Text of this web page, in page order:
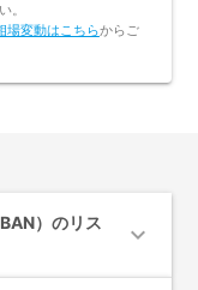
。
場変動はこちらからご
）のリス
expand_more